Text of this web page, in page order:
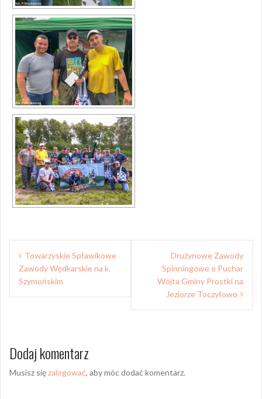
Nawigacja
wpisu
Towarzyskie Spławikowe
Zawody Wędkarskie na k.
Szymońskim
Drużynowe Zawody
Spinningowe o Puchar
Wójta Gminy Prostki na
Jeziorze Toczyłowo
Dodaj komentarz
Musisz sięzalogować, aby móc dodać komentarz.